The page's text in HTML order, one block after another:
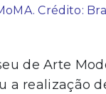
Crédito:
de Arte
a realização